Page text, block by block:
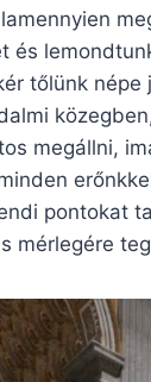
és
tőlünk
megállni,
pontokat
mérlegére